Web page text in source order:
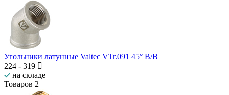
Угольники латунные Valtec VTr.091 45° В/В
224 - 319
на складе
Товаров 2